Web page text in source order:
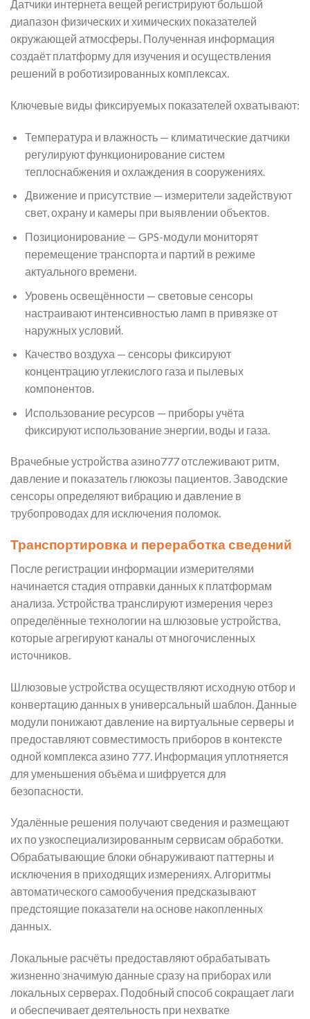
Датчики интернета вещей регистрируют большой
диапазон физических и химических показателей
окружающей атмосферы. Полученная информация
создаёт платформу для изучения и осуществления
решений в роботизированных комплексах.
Ключевые виды фиксируемых показателей охватывают:
Температура и влажность — климатические датчики
регулируют функционирование систем
теплоснабжения и охлаждения в сооружениях.
Движение и присутствие — измерители задействуют
свет, охрану и камеры при выявлении объектов.
Позиционирование — GPS-модули мониторят
перемещение транспорта и партий в режиме
актуального времени.
Уровень освещённости — световые сенсоры
настраивают интенсивностью ламп в привязке от
наружных условий.
Качество воздуха — сенсоры фиксируют
концентрацию углекислого газа и пылевых
компонентов.
Использование ресурсов — приборы учёта
фиксируют использование энергии, воды и газа.
Врачебные устройства азино777 отслеживают ритм,
давление и показатель глюкозы пациентов. Заводские
сенсоры определяют вибрацию и давление в
трубопроводах для исключения поломок.
Транспортировка и переработка сведений
После регистрации информации измерителями
начинается стадия отправки данных к платформам
анализа. Устройства транслируют измерения через
определённые технологии на шлюзовые устройства,
которые агрегируют каналы от многочисленных
источников.
Шлюзовые устройства осуществляют исходную отбор и
конвертацию данных в универсальный шаблон. Данные
модули понижают давление на виртуальные серверы и
предоставляют совместимость приборов в контексте
одной комплекса азино 777. Информация уплотняется
для уменьшения объёма и шифруется для
безопасности.
Удалённые решения получают сведения и размещают
их по узкоспециализированным сервисам обработки.
Обрабатывающие блоки обнаруживают паттерны и
исключения в приходящих измерениях. Алгоритмы
автоматического самообучения предсказывают
предстоящие показатели на основе накопленных
данных.
Локальные расчёты предоставляют обрабатывать
жизненно значимую данные сразу на приборах или
локальных серверах. Подобный способ сокращает лаги
и обеспечивает деятельность при нехватке